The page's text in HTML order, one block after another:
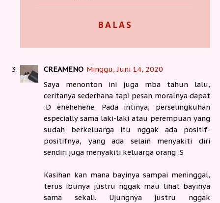
BALAS
CREAMENO Minggu, Juni 14, 2020
Saya menonton ini juga mba tahun lalu,
ceritanya sederhana tapi pesan moralnya dapat
:D ehehehehe. Pada intinya, perselingkuhan
especially sama laki-laki atau perempuan yang
sudah berkeluarga itu nggak ada positif-
positifnya, yang ada selain menyakiti diri
sendiri juga menyakiti keluarga orang :S
Kasihan kan mana bayinya sampai meninggal,
terus ibunya justru nggak mau lihat bayinya
sama sekali. Ujungnya justru nggak